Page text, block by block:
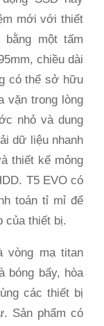
mới với thiết
một tấm
chiều dài
có thể sở hữu
vặn trong lòng
nhỏ và dung
dữ liệu nhanh
thiết kế mỏng
T5 EVO có
toán tỉ mỉ để
của thiết bị.
vòng mạ titan
bóng bẩy, hòa
các thiết bị
Sản phẩm có